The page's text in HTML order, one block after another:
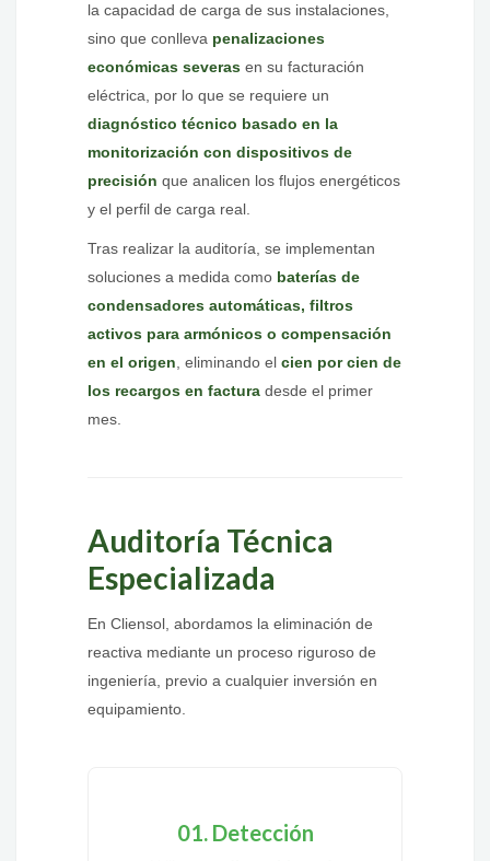
la capacidad de carga de sus instalaciones,
sino que conlleva penalizaciones
económicas severas en su facturación
eléctrica, por lo que se requiere un
diagnóstico técnico basado en la
monitorización con dispositivos de
precisión que analicen los flujos energéticos
y el perfil de carga real.
Tras realizar la auditoría, se implementan
soluciones a medida como baterías de
condensadores automáticas, filtros
activos para armónicos o compensación
en el origen , eliminando el cien por cien de
los recargos en factura desde el primer
mes.
Auditoría Técnica
Especializada
En Cliensol, abordamos la eliminación de
reactiva mediante un proceso riguroso de
ingeniería, previo a cualquier inversión en
equipamiento.
01. Detección